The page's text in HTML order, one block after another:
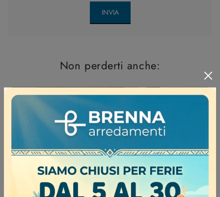
INVIA
Non perderti anche: